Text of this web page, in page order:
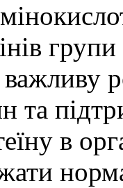
та
в